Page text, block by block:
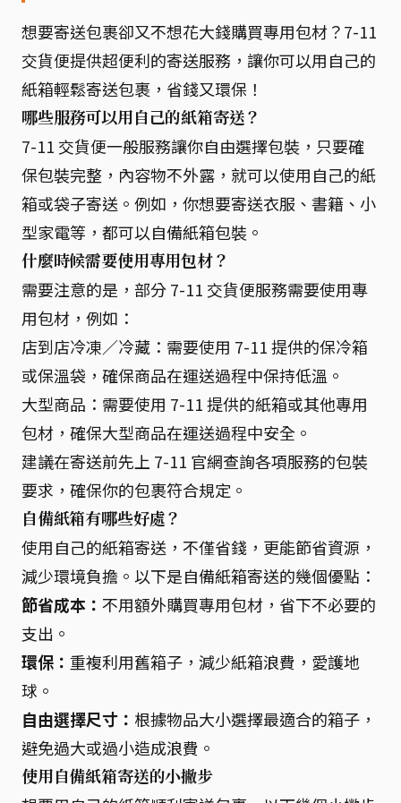
想要寄送包裹卻又不想花大錢購買專用包材？7-11
交貨便提供超便利的寄送服務，讓你可以用自己的
紙箱輕鬆寄送包裹，省錢又環保！
哪些服務可以用自己的紙箱寄送？
7-11 交貨便一般服務讓你自由選擇包裝，只要確
保包裝完整，內容物不外露，就可以使用自己的紙
箱或袋子寄送。例如，你想要寄送衣服、書籍、小
型家電等，都可以自備紙箱包裝。
什麼時候需要使用專用包材？
需要注意的是，部分 7-11 交貨便服務需要使用專
用包材，例如：
店到店冷凍／冷藏：需要使用 7-11 提供的保冷箱
或保溫袋，確保商品在運送過程中保持低溫。
大型商品：需要使用 7-11 提供的紙箱或其他專用
包材，確保大型商品在運送過程中安全。
建議在寄送前先上 7-11 官網查詢各項服務的包裝
要求，確保你的包裹符合規定。
自備紙箱有哪些好處？
使用自己的紙箱寄送，不僅省錢，更能節省資源，
減少環境負擔。以下是自備紙箱寄送的幾個優點：
節省成本： 不用額外購買專用包材，省下不必要的
支出。
環保： 重複利用舊箱子，減少紙箱浪費，愛護地
球。
自由選擇尺寸： 根據物品大小選擇最適合的箱子，
避免過大或過小造成浪費。
使用自備紙箱寄送的小撇步